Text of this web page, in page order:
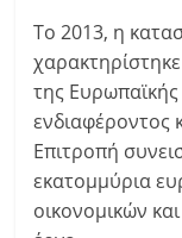
Το 2013, η
της
ενδιαφέροντος
Επιτροπή
εκατομμύρια
οικονομικών